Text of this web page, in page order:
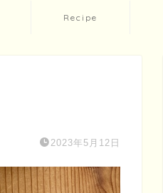
Recipe
2023年5月12日